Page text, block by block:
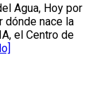
Agua, Hoy por
dónde nace la
el Centro de